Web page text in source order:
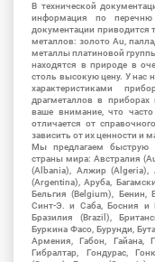
В технической
информация по
документации приводится
металлов: золото Au,
металлы платиновой
находятся в природе в
столь высокую цену. У нас
характеристиками
драгметаллов в
ваше внимание, что
отличается от
зависить от их ценности и
Мы предлагаем быструю
страны мира: Австралия
(Albania), Алжир (Algeria),
(Argentina), Аруба,
Бельгия (Belgium), Бенин,
Синт-Э. и Саба, Босния и
Бразилия (Brazil),
Буркина Фасо, Бурунди,
Армения, Габон, Гайана,
Гибралтар, Гондурас,